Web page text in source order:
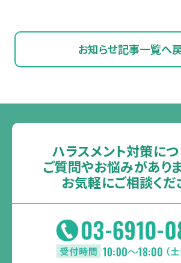
お知らせ記事一覧へ
ハラスメント対策に
ご質問やお悩みがあり
お気軽にご相談くだ